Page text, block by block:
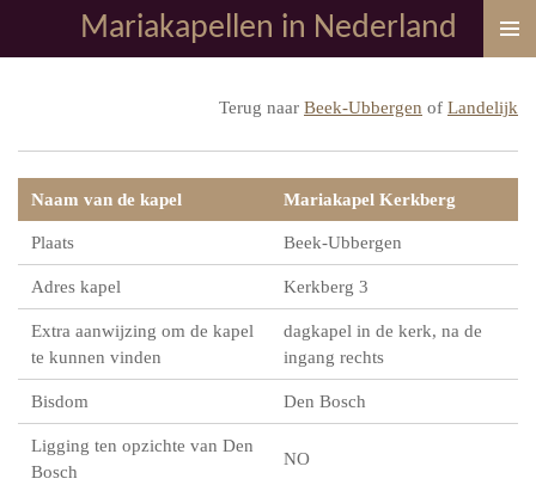
direct
Mariakapellen in Nederland
Terug naar Beek-Ubbergen of Landelijk
Naam van de kapel Mariakapel Kerkberg
Plaats Beek-Ubbergen
Adres kapel Kerkberg 3
Extra aanwijzing om de kapel
te kunnen vinden
dagkapel in de kerk, na de
ingang rechts
Bisdom Den Bosch
Ligging ten opzichte van Den
Bosch
NO